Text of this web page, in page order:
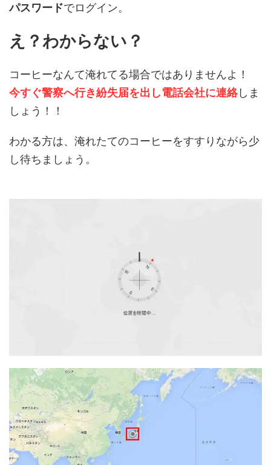
パスワードでログイン。
え？わからない？
コーヒーなんて淹れてる場合ではありませんよ！
今すぐ警察へ行き紛失届を出し電話会社に連絡しま
しょう！！
わかる方は、淹れたてのコーヒーをすすりながら少
し待ちましょう。